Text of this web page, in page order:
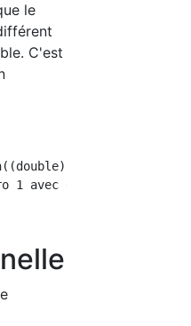
le
C'est
/